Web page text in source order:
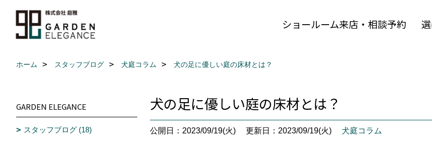
ショールーム来店・相談予約
ホーム スタッフブログ 犬庭コラム 犬の足に優しい庭の床材とは？
犬の足に優しい庭の床材とは？
公開日：2023/09/19(火) 更新日：2023/09/19(火) 犬庭コラム
GARDEN ELEGANCE
スタッフブログ (18)